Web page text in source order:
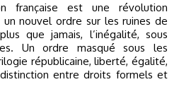
française est une révolution
nouvel ordre sur les ruines de
que jamais, l’inégalité, sous
Un ordre masqué sous les
républicaine, liberté, égalité,
entre droits formels et